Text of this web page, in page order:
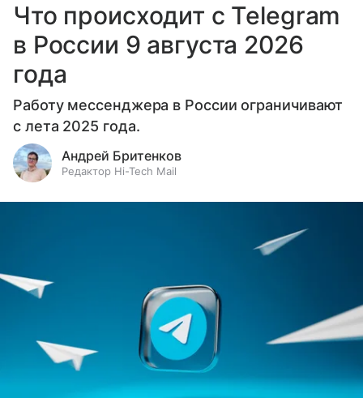
Что происходит с Telegram
в России 9 августа 2026
года
Работу мессенджера в России ограничивают
с лета 2025 года.
Андрей Бритенков
Редактор Hi-Tech Mail